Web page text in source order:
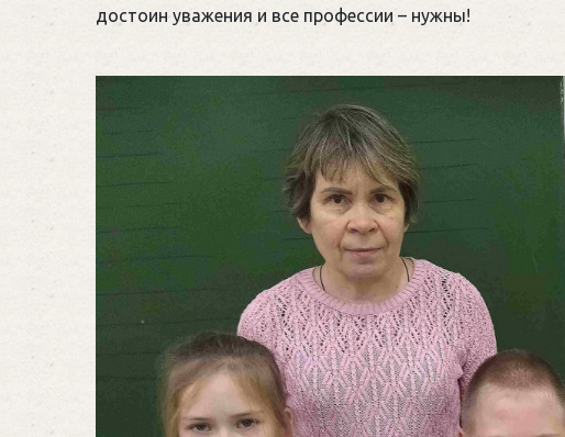
достоин уважения и все профессии – нужны!